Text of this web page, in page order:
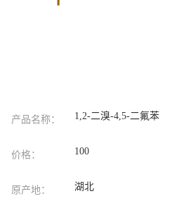
产品名称： 1,2-二溴-4,5-二氟苯
价格： 100
原产地： 湖北